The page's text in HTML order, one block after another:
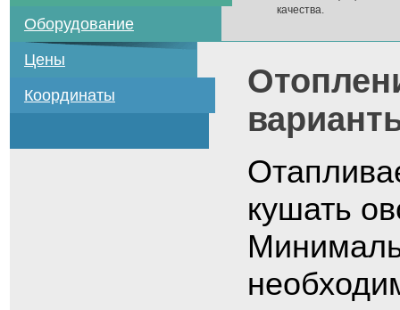
Оборудование
Цены
Координаты
качества.
кушать